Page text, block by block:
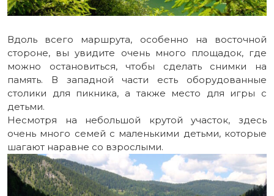
Вдоль всего маршрута, особенно на восточной
стороне, вы увидите очень много площадок, где
можно остановиться, чтобы сделать снимки на
память. В западной части есть оборудованные
столики для пикника, а также место для игры с
детьми.
Несмотря на небольшой крутой участок, здесь
очень много семей с маленькими детьми, которые
шагают наравне со взрослыми.